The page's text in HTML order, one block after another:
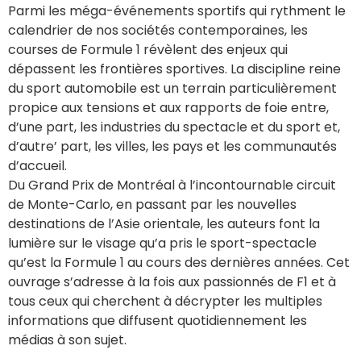
Parmi les méga-événements sportifs qui rythment le
calendrier de nos sociétés contemporaines, les
courses de Formule 1 révèlent des enjeux qui
dépassent les frontières sportives. La discipline reine
du sport automobile est un terrain particulièrement
propice aux tensions et aux rapports de foie entre,
d’une part, les industries du spectacle et du sport et,
d’autre’ part, les villes, les pays et les communautés
d’accueil.
Du Grand Prix de Montréal à l’incontournable circuit
de Monte-Carlo, en passant par les nouvelles
destinations de l’Asie orientale, les auteurs font la
lumière sur le visage qu’a pris le sport-spectacle
qu’est la Formule 1 au cours des dernières années. Cet
ouvrage s’adresse à la fois aux passionnés de F1 et à
tous ceux qui cherchent à décrypter les multiples
informations que diffusent quotidiennement les
médias à son sujet.